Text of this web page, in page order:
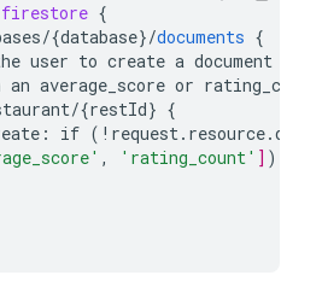
firestore {
{database}/documents {
user to create a document
an average_score or rating_count
{restId} {
: if ( ! request. resource.data
, 'rating_count' ] ));